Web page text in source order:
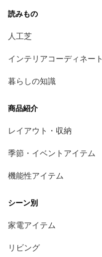
人工芝
インテリアコーディネート
暮らしの知識
レイアウト・収納
季節・イベントアイテム
機能性アイテム
家電アイテム
リビング